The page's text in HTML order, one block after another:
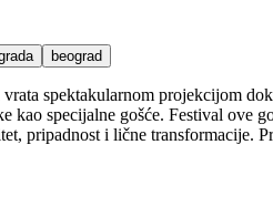
beograd
spektakularnom projekcijom
kao specijalne gošće. Festival
pripadnost i lične transformacije.